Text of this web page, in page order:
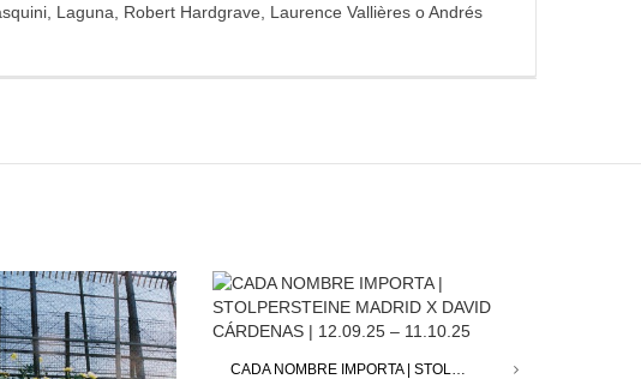
Laguna, Robert Hardgrave, Laurence Vallières o Andrés